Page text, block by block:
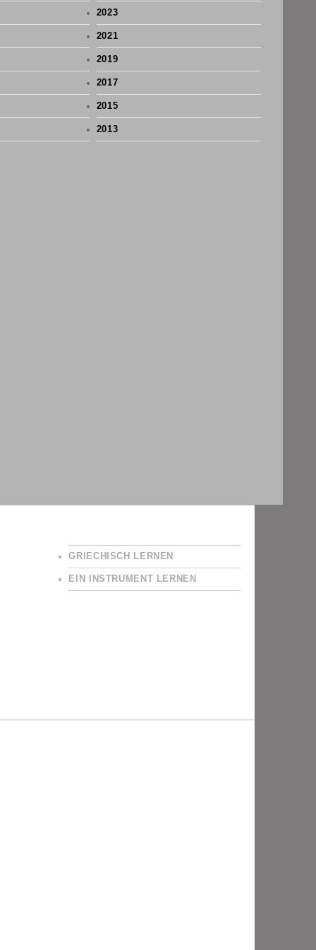
2023
2021
2019
2017
2015
2013
GRIECHISCH LERNEN
EIN INSTRUMENT LERNEN